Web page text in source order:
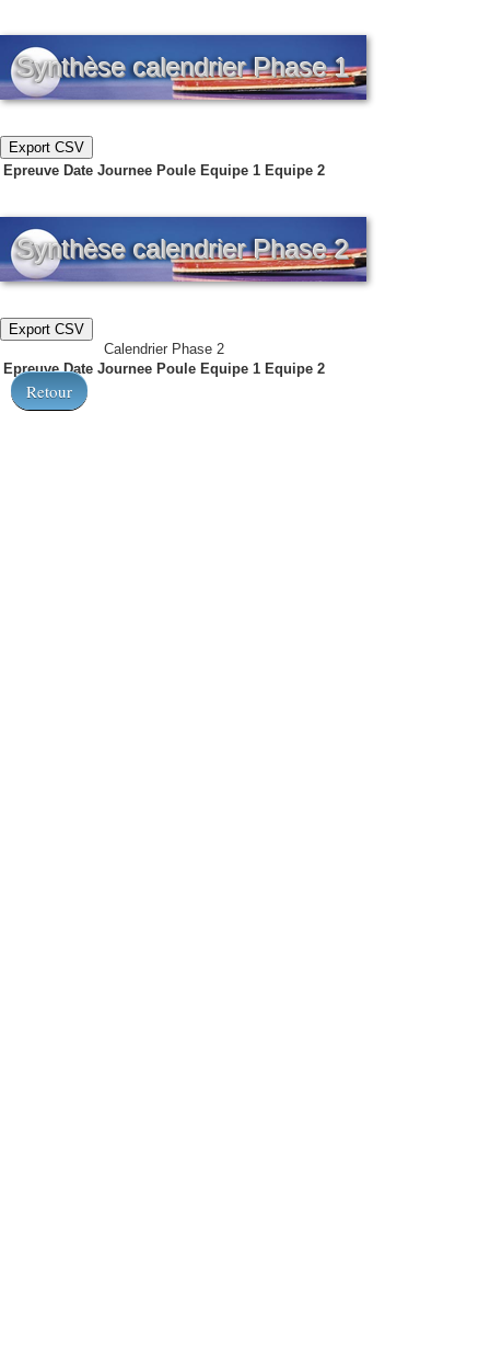
Synthèse calendrier Phase 1
Export CSV
Epreuve Date Journee Poule Equipe 1 Equipe 2
Synthèse calendrier Phase 2
Export CSV
Calendrier Phase 2
Epreuve Date Journee Poule Equipe 1 Equipe 2
Retour